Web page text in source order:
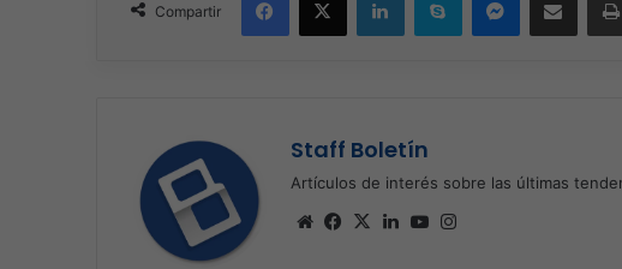
Compartir
Staff Boletín
Artículos de interés sobre las últimas
SitioFacebook
X LinkedInYouTube